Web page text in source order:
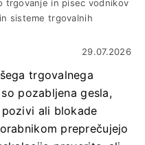
trgovanje in pisec vodnikov
sisteme trgovalnih
29.07.2026
trgovalnega
pozabljena gesla,
ali blokade
preprečujejo